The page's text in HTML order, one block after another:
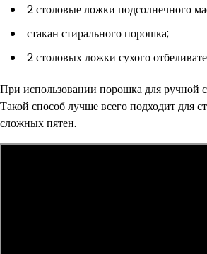
2 столовые ложки подсолнечного
стакан стирального порошка;
2 столовых ложки сухого
При использовании порошка для ручной
Такой способ лучше всего подходит для
сложных пятен.